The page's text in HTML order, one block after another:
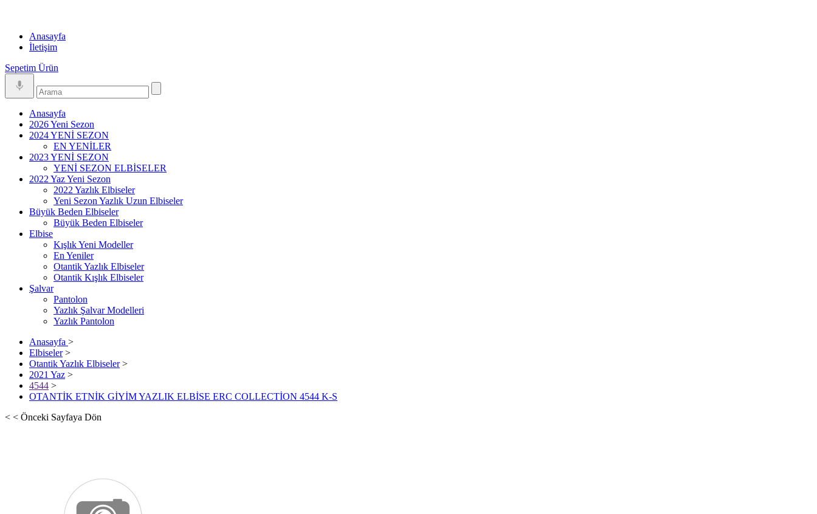
Anasayfa
İletişim
Sepetim Ürün
Anasayfa
2026 Yeni Sezon
2024 YENİ SEZON
EN YENİLER
2023 YENİ SEZON
YENİ SEZON ELBİSELER
2022 Yaz Yeni Sezon
2022 Yazlık Elbiseler
Yeni Sezon Yazlık Uzun Elbiseler
Büyük Beden Elbiseler
Büyük Beden Elbiseler
Elbise
Kışlık Yeni Modeller
En Yeniler
Otantik Yazlık Elbiseler
Otantik Kışlık Elbiseler
Şalvar
Pantolon
Yazlık Şalvar Modelleri
Yazlık Pantolon
Anasayfa >
Elbiseler>
Otantik Yazlık Elbiseler>
2021 Yaz >
4544 >
OTANTİK ETNİK GİYİM YAZLIK ELBİSE ERC COLLECTİON 4544 K-S
< < Önceki Sayfaya Dön